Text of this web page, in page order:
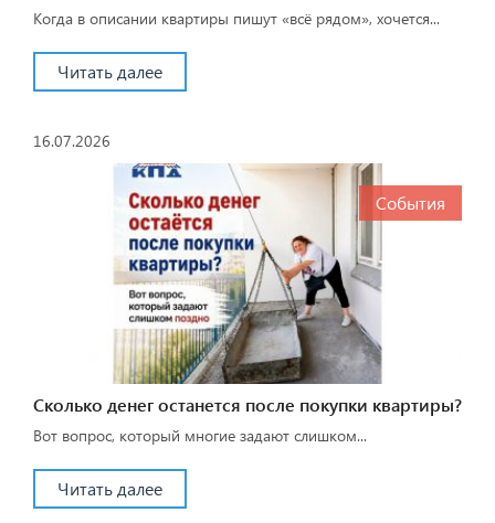
Когда в описании квартиры пишут «всё рядом», хочется...
Читать далее
16.07.2026
События
Сколько денег останется после покупки квартиры?
Вот вопрос, который многие задают слишком...
Читать далее